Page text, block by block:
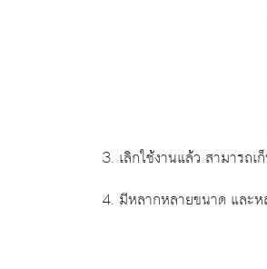
3. เลิกใช้งานแล้ว สามารถ
4. มีหลากหลายขนาด และห